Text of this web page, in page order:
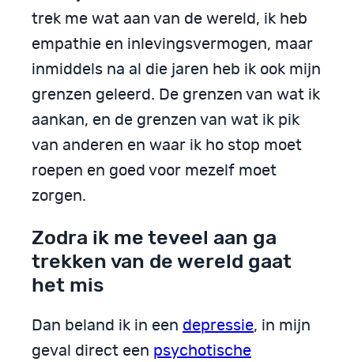
trek me wat aan van de wereld, ik heb
empathie en inlevingsvermogen, maar
inmiddels na al die jaren heb ik ook mijn
grenzen geleerd. De grenzen van wat ik
aankan, en de grenzen van wat ik pik
van anderen en waar ik ho stop moet
roepen en goed voor mezelf moet
zorgen.
Zodra ik me teveel aan ga
trekken van de wereld gaat
het mis
Dan beland ik in een depressie, in mijn
geval direct een psychotische